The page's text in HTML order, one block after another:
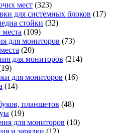
мест (323)
для системных блоков (17)
стойки (32)
(109)
для мониторов (73)
(20)
для мониторов (214)
для мониторов (16)
(14)
планшетов (48)
(19)
для мониторов (10)
и зарядки (12)